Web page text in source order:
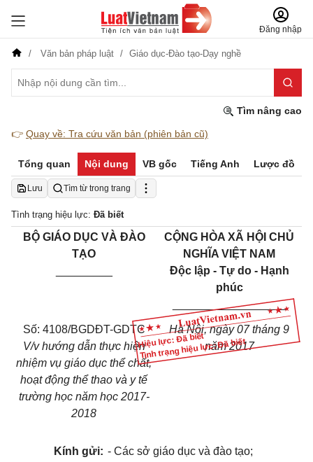
Đăng nhập
Văn bản pháp luật Giáo dục-Đào tạo-Dạy nghề
Tìm nâng cao
👉 Quay về: Tra cứu văn bản (phiên bản cũ)
Tổng quan Nội dung VB gốc Tiếng Anh Lược đồ
Lưu Tìm từ trong trang
Tình trạng hiệu lực: Đã biết
Hiệu lực: Đã biết
Tình trạng hiệu lực: Đã biết
BỘ GIÁO DỤC VÀ ĐÀO
TẠO
CỘNG HÒA XÃ HỘI CHỦ
NGHĨA VIỆT NAM
Độc lập - Tự do - Hạnh
phúc
__________________
Số: 4108/BGDĐT-GDTC
V/v hướng dẫn thực hiện
nhiệm vụ giáo dục thể chất,
hoạt động thể thao và y tế
trường học năm học 2017-
2018
Hà Nội, ngày 07 tháng 9
năm 2017
Kính gửi: - Các sở giáo dục và đào tạo;